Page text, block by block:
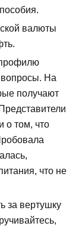
валюты
На
получают
о том, что
что не
за вертушку